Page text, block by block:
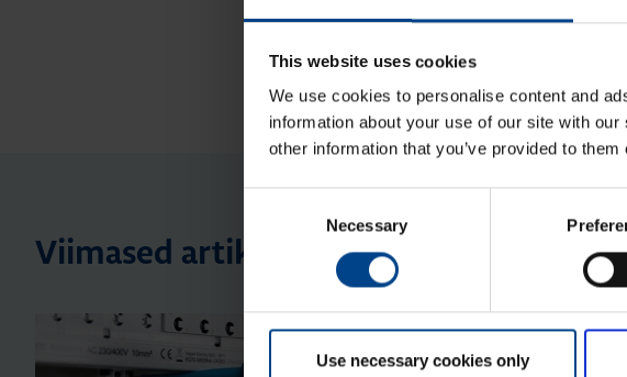
This website uses cookies
We use cookies to personalise content and
information about your use of our site with
other information that you’ve provided to
Necessary
Use necessary cookies only
Viimased artiklid